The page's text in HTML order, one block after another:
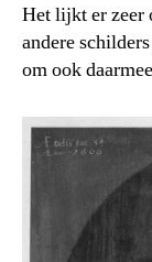
Het lijkt er zeer
andere
om ook